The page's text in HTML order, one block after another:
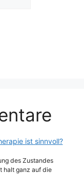
ist sinnvoll?
des Zustandes
halt ganz auf die